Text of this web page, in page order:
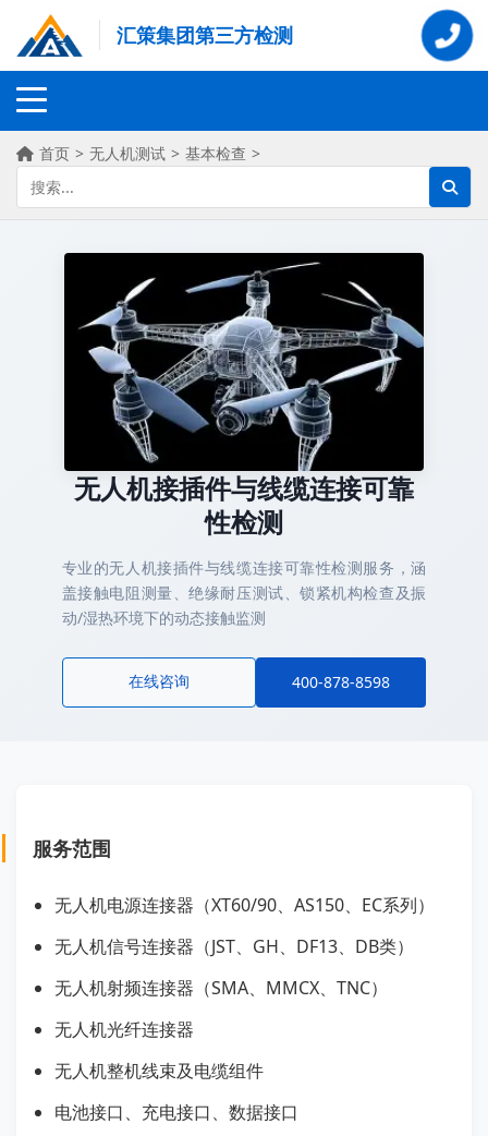
汇策集团第三方检测
首页 > 无人机测试 > 基本检查 >
无人机接插件与线缆连接可靠
性检测
专业的无人机接插件与线缆连接可靠性检测服务，涵
盖接触电阻测量、绝缘耐压测试、锁紧机构检查及振
动/湿热环境下的动态接触监测
在线咨询 400-878-8598
服务范围
无人机电源连接器（XT60/90、AS150、EC系列）
无人机信号连接器（JST、GH、DF13、DB类）
无人机射频连接器（SMA、MMCX、TNC）
无人机光纤连接器
无人机整机线束及电缆组件
电池接口、充电接口、数据接口